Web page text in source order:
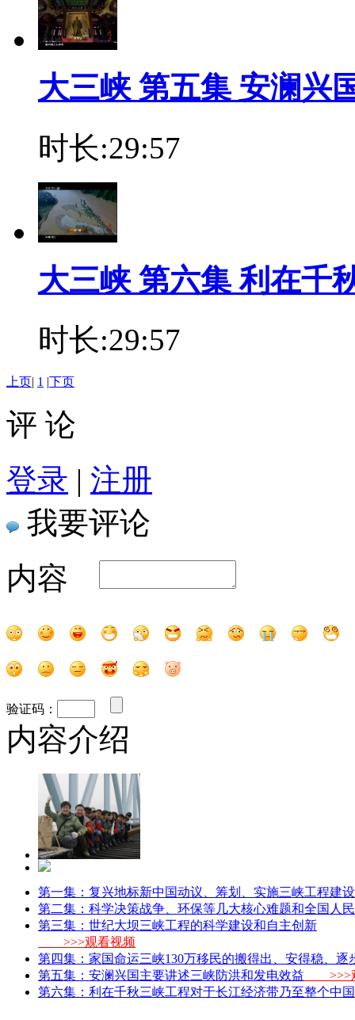
大三峡 第五集 安澜兴
时长:29:57
大三峡 第六集 利在千
时长:29:57
上页| 1 |下页
评 论
登录 | 注册
我要评论
内容
验证码：
内容介绍
第一集：复兴地标新中国动议、筹划、实施三峡工程建
第二集：科学决策战争、环保等几大核心难题和全国人
第三集：世纪大坝三峡工程的科学建设和自主创新
>>>观看视频
第四集：家国命运三峡130万移民的搬得出、安得稳、逐
第五集：安澜兴国主要讲述三峡防洪和发电效益 >>>
第六集：利在千秋三峡工程对于长江经济带乃至整个中